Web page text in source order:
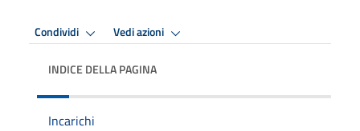
Condividi Vedi azioni
INDICE DELLA PAGINA
Incarichi